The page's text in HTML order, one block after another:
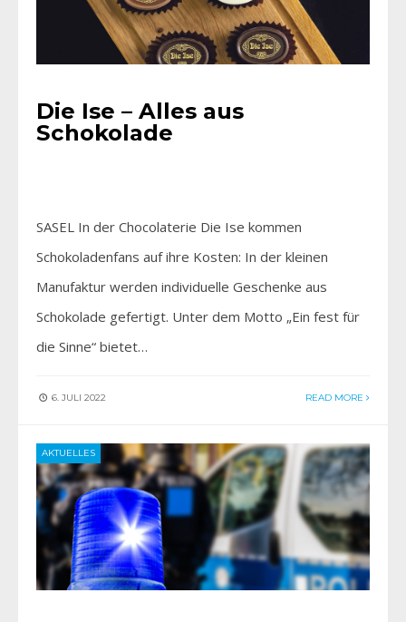
Die Ise – Alles aus
Schokolade
SASEL In der Chocolaterie Die Ise kommen
Schokoladenfans auf ihre Kosten: In der kleinen
Manufaktur werden individuelle Geschenke aus
Schokolade gefertigt. Unter dem Motto „Ein fest für
die Sinne“ bietet…
6. JULI 2022 READ MORE
AKTUELLES